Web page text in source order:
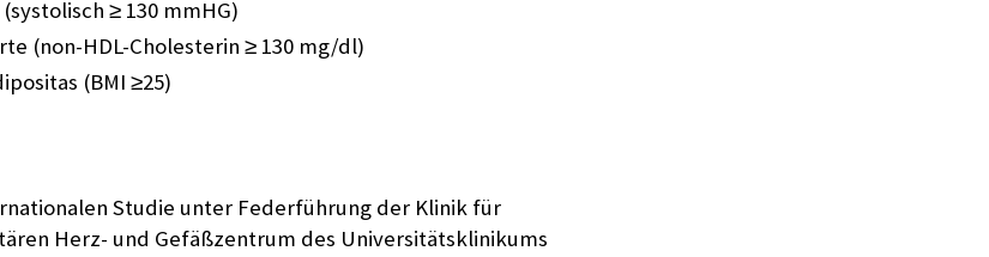
≥ 130 mmHG)
(non-HDL-Cholesterin ≥ 130 mg/dl)
(BMI ≥25)
Studie unter Federführung der Klinik für
Herz- und Gefäßzentrum des Universitätsklinikums